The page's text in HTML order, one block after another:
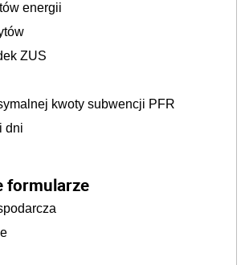
energii
ZUS
kwoty subwencji PFR
dni
formularze